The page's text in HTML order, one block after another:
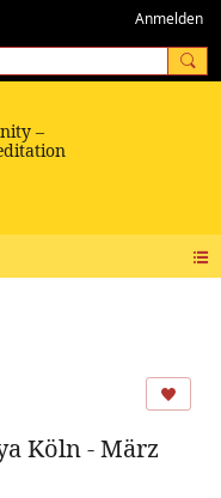
Anmelden
Köln - März